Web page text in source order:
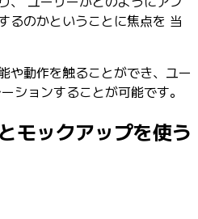
るのかということに焦点を 当
や動作を触ることができ、ユー
ションすることが可能です。
モックアップを使う